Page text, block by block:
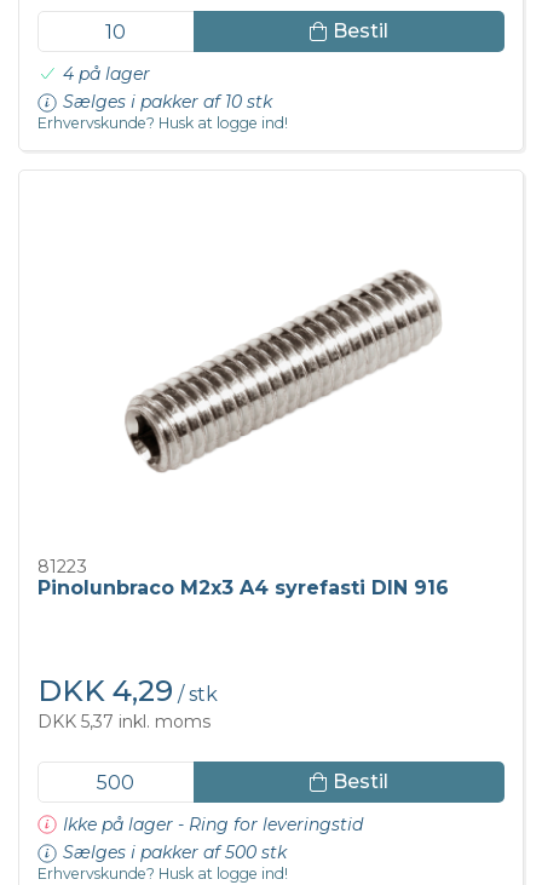
Bestil
4 på lager
Sælges i pakker af 10 stk
Erhvervskunde? Husk at logge ind!
81223
Pinolunbraco M2x3 A4 syrefasti DIN 916
DKK 4,29 / stk
DKK 5,37 inkl. moms
Bestil
Ikke på lager - Ring for leveringstid
Sælges i pakker af 500 stk
Erhvervskunde? Husk at logge ind!